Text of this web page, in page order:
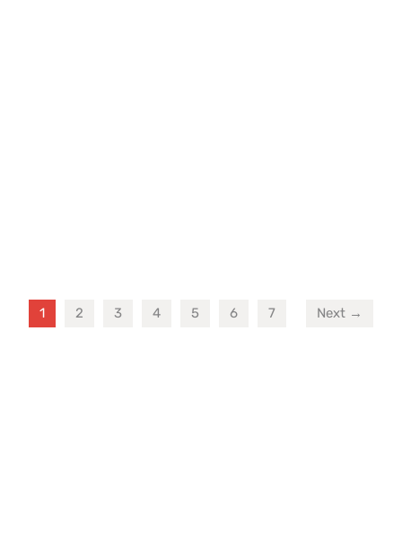
1 2 3 4 5 6 7 Next →